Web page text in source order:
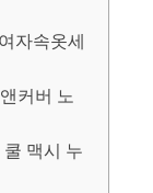
자속옷세
커버 노
맥시 누